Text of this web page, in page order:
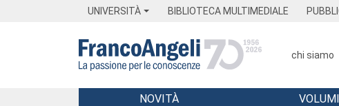
UNIVERSITÀ BIBLIOTECA MULTIMEDIALE
chi siamo
Menu
NOVITÀ VOLUMI